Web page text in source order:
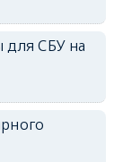
СБУ на